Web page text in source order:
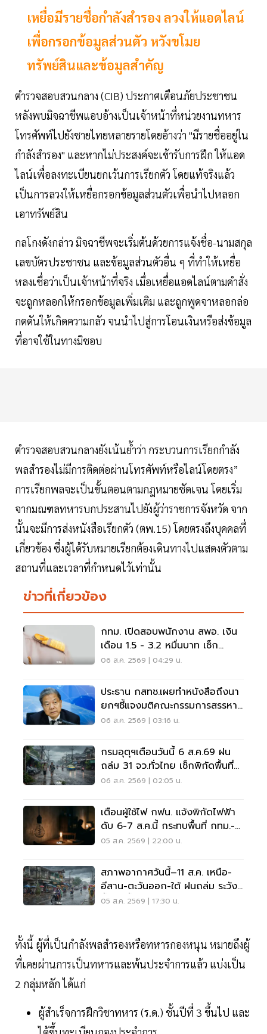
เหยื่อมีรายชื่อกำลังสำรอง ลวงให้แอดไลน์
เพื่อกรอกข้อมูลส่วนตัว หวังขโมย
ทรัพย์สินและข้อมูลสำคัญ
ตำรวจสอบสวนกลาง (CIB) ประกาศเตือนภัยประชาชน
หลังพบมิจฉาชีพแอบอ้างเป็นเจ้าหน้าที่หน่วยงานทหาร
โทรศัพท์ไปยังชายไทยหลายรายโดยอ้างว่า "มีรายชื่ออยู่ใน
กำลังสำรอง" และหากไม่ประสงค์จะเข้ารับการฝึก ให้แอด
ไลน์เพื่อลงทะเบียนยกเว้นการเรียกตัว โดยแท้จริงแล้ว
เป็นการลวงให้เหยื่อกรอกข้อมูลส่วนตัวเพื่อนำไปหลอก
เอาทรัพย์สิน
กลโกงดังกล่าว มิจฉาชีพจะเริ่มต้นด้วยการแจ้งชื่อ-นามสกุล
เลขบัตรประชาชน และข้อมูลส่วนตัวอื่น ๆ ที่ทำให้เหยื่อ
หลงเชื่อว่าเป็นเจ้าหน้าที่จริง เมื่อเหยื่อแอดไลน์ตามคำสั่ง
จะถูกหลอกให้กรอกข้อมูลเพิ่มเติม และถูกพูดจาหลอกล่อ
กดดันให้เกิดความกลัว จนนำไปสู่การโอนเงินหรือส่งข้อมูล
ที่อาจใช้ในทางมิชอบ
ตำรวจสอบสวนกลางยังเน้นย้ำว่า กระบวนการเรียกกำลัง
พลสำรองไม่มีการติดต่อผ่านโทรศัพท์หรือไลน์โดยตรง”
การเรียกพลจะเป็นขั้นตอนตามกฎหมายชัดเจน โดยเริ่ม
จากมณฑลทหารบกประสานไปยังผู้ว่าราชการจังหวัด จาก
นั้นจะมีการส่งหนังสือเรียกตัว (ตพ.15) โดยตรงถึงบุคคลที่
เกี่ยวข้อง ซึ่งผู้ได้รับหมายเรียกต้องเดินทางไปแสดงตัวตาม
สถานที่และเวลาที่กำหนดไว้เท่านั้น
ข่าวที่เกี่ยวข้อง
กทม. เปิดสอบพนักงาน สพอ. เงิน
เดือน 1.5 - 3.2 หมื่นบาท เช็ก
เงื่อนไข-วิธีสมัครที่นี่
06 ส.ค. 2569 | 04:29 น.
ประธาน กสทช.เผยทำหนังสือถึงนา
ยกฯชี้แจงมติคณะกรรมการสรรหา
กรรมการ กสทช.
06 ส.ค. 2569 | 03:16 น.
กรมอุตุฯเตือนวันนี้ 6 ส.ค.69 ฝน
ถล่ม 31 จว.ทั่วไทย เช็กพิกัดพื้นที่
เสี่ยงด่วน
06 ส.ค. 2569 | 02:05 น.
เตือนผู้ใช้ไฟ กฟน. แจ้งพิกัดไฟฟ้า
ดับ 6-7 ส.ค.นี้ กระทบพื้นที่ กทม.-
นนทบุรี-สมุทรปราการ
05 ส.ค. 2569 | 22:00 น.
สภาพอากาศวันนี้–11 ส.ค. เหนือ-
อีสาน-ตะวันออก-ใต้ ฝนถล่ม ระวัง
น้ำป่า น้ำท่วมขัง
05 ส.ค. 2569 | 17:30 น.
ทั้งนี้ ผู้ที่เป็นกำลังพลสำรองหรือทหารกองหนุน หมายถึงผู้
ที่เคยผ่านการเป็นทหารและพ้นประจำการแล้ว แบ่งเป็น
2 กลุ่มหลัก ได้แก่
ผู้สำเร็จการฝึกวิชาทหาร (ร.ด.) ชั้นปีที่ 3 ขึ้นไป และ